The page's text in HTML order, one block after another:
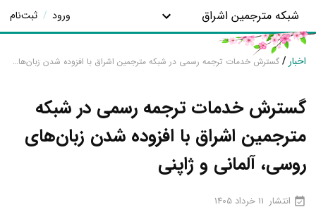
شبکه مترجمین اشراق ورود / ثبت‌نام
اخبار / گسترش خدمات ترجمه رسمی در شبکه مترجمین اشراق با افزوده شدن زبان‌های روسی، آلمانی و ژاپنی
گسترش خدمات ترجمه رسمی در شبکه
مترجمین اشراق با افزوده شدن زبان‌های
روسی، آلمانی و ژاپنی
انتشار 11 خرداد 1405